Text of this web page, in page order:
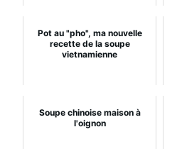
Pot au "pho", ma nouvelle
recette de la soupe
vietnamienne
Soupe chinoise maison à
l'oignon